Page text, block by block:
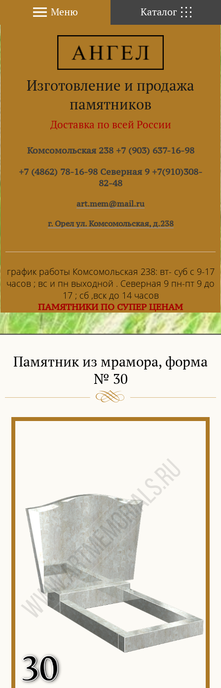
Меню
Изготовление и продажа
памятников
Доставка по всей России
Комсомольская 238 +7 (903) 637-16-98
+7 (4862) 78-16-98 Северная 9 +7(910)308-
82-48
art.mem@mail.ru
г. Орел ул. Комсомольская, д.238
график работы Комсомольская 238: вт- суб с 9-17
часов ; вс и пн выходной . Северная 9 пн-пт 9 до
17 ; сб ,вск до 14 часов
ПАМЯТНИКИ ПО СУПЕР ЦЕНАМ
Каталог
Памятник из мрамора, форма
№ 30